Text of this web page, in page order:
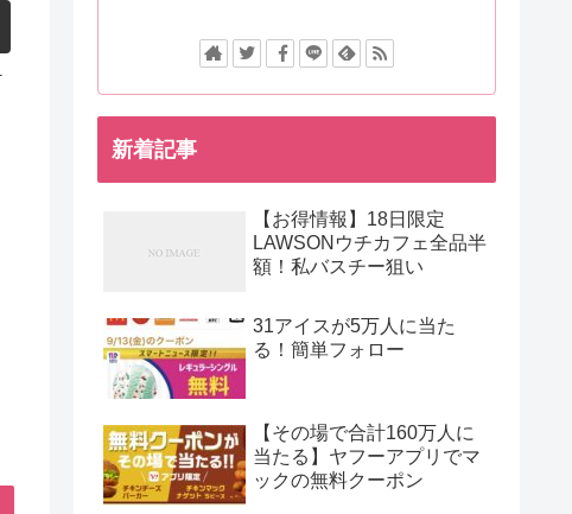
新着記事
【お得情報】18日限定
LAWSONウチカフェ全品半
額！私バスチー狙い
31アイスが5万人に当た
る！簡単フォロー
【その場で合計160万人に
当たる】ヤフーアプリでマ
ックの無料クーポン